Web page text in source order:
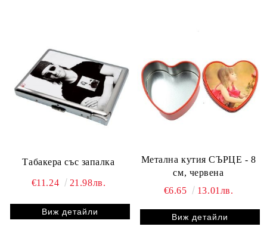
Табакера със запалка
€11.24 21.98лв.
Виж детайли
Метална кутия СЪРЦЕ - 8
см, червена
€6.65
13.01лв.
Виж детайли